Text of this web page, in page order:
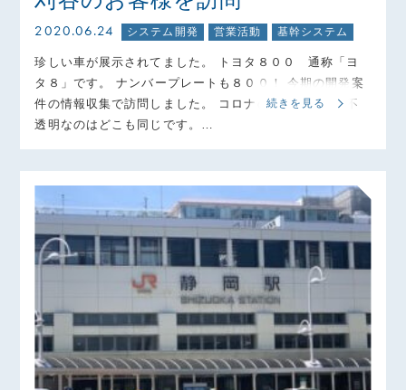
2020.06.24 システム開発 営業活動 基幹システム
珍しい車が展示されてました。 トヨタ８００ 通称「ヨ
タ８」です。 ナンバープレートも８００！ 今期の開発案
件の情報収集で訪問しました。 コロナの影響で先行き不
透明なのはどこも同じです。…
続きを見る